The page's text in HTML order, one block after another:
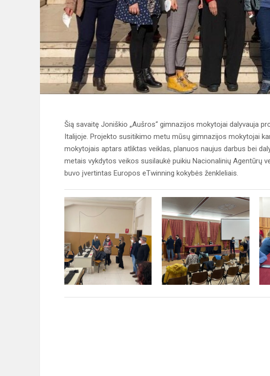
Šią savaitę Joniškio „Aušros“ gimnazijos mokytojai dalyvauja
Italijoje. Projekto susitikimo metu mūsų gimnazijos mokytojai
mokytojais aptars atliktas veiklas, planuos naujus darbus bei
metais vykdytos veikos susilaukė puikiu Nacionalinių Agentūrų
buvo įvertintas Europos eTwinning kokybės ženkleliais.